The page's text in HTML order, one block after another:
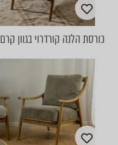
כורסת הלנה קורדרוי בגוון קרם